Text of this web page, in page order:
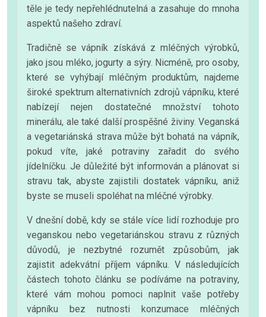
těle je tedy nepřehlédnutelná a zasahuje do mnoha
aspektů našeho zdraví.
Tradičně se vápník získává z mléčných výrobků,
jako jsou mléko, jogurty a sýry. Nicméně, pro osoby,
které se vyhýbají mléčným produktům, najdeme
široké spektrum alternativních zdrojů vápníku, které
nabízejí nejen dostatečné množství tohoto
minerálu, ale také další prospěšné živiny. Veganská
a vegetariánská strava může být bohatá na vápník,
pokud víte, jaké potraviny zařadit do svého
jídelníčku. Je důležité být informován a plánovat si
stravu tak, abyste zajistili dostatek vápníku, aniž
byste se museli spoléhat na mléčné výrobky.
V dnešní době, kdy se stále více lidí rozhoduje pro
veganskou nebo vegetariánskou stravu z různých
důvodů, je nezbytné rozumět způsobům, jak
zajistit adekvátní příjem vápníku. V následujících
částech tohoto článku se podíváme na potraviny,
které vám mohou pomoci naplnit vaše potřeby
vápníku bez nutnosti konzumace mléčných